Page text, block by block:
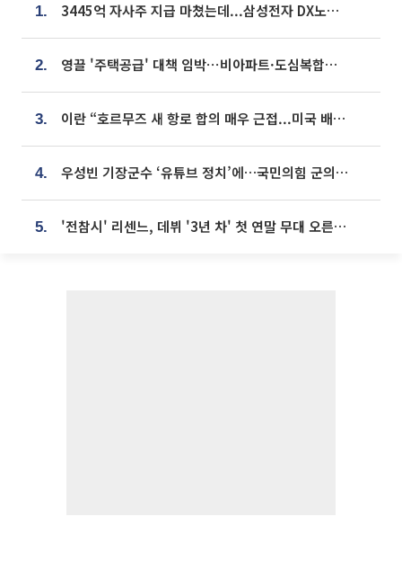
1. 3445억 자사주 지급 마쳤는데...삼성전자 DX노조, 뒤늦은 '떼쓰기 집회'
2. 영끌 '주택공급' 대책 임박⋯비아파트·도심복합까지 총동원
3. 이란 “호르무즈 새 항로 합의 매우 근접...미국 배상 먼저”
4. 우성빈 기장군수 ‘유튜브 정치’에…국민의힘 군의원들 집단 반발
5. '전참시' 리센느, 데뷔 '3년 차' 첫 연말 무대 오른다⋯"그동안 섭외 안 와"